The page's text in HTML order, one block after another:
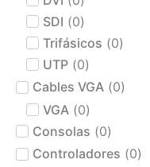
SDI (0)
Trifásicos (0)
UTP (0)
Cables VGA (0)
VGA (0)
Consolas (0)
Controladores (0)